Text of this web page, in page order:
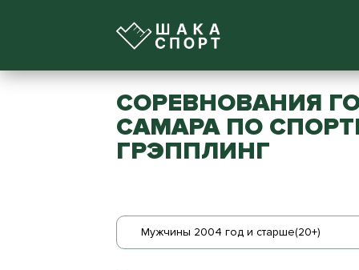
СОРЕВНОВАНИЯ
САМАРА ПО
ГРЭППЛИНГ
Мужчины 2004 год и старше(20+)